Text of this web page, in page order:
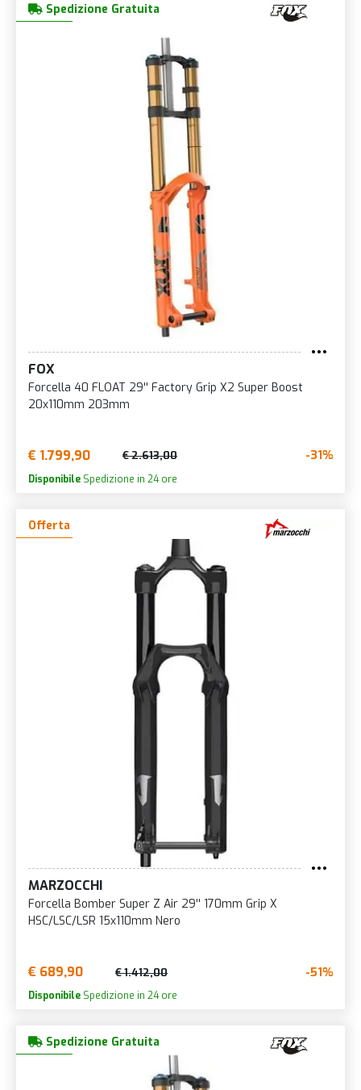
Spedizione Gratuita
FOX
Forcella 40 FLOAT 29'' Factory Grip X2 Super Boost
20x110mm 203mm
€ 1.799,90 € 2.613,00 -31%
Disponibile Spedizione in 24 ore
Offerta
MARZOCCHI
Forcella Bomber Super Z Air 29'' 170mm Grip X
HSC/LSC/LSR 15x110mm Nero
€ 689,90 € 1.412,00 -51%
Disponibile Spedizione in 24 ore
Spedizione Gratuita